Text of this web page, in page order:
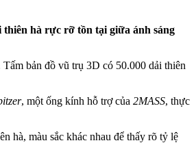
hà rực rỡ tồn tại giữa ánh sáng
bản đồ vũ trụ 3D có 50.000 dải thiên
, một ống kính hỗ trợ của 2MASS, thực
hà, màu sắc khác nhau để thấy rõ tỷ lệ